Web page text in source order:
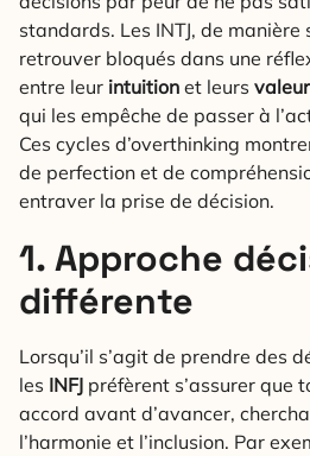
standards. Les INTJ, de
retrouver bloqués dans une
entre leur intuition et leurs
qui les empêche de passer à
Ces cycles d’overthinking
de perfection et de
entraver la prise de décision.
1. Approche
différente
Lorsqu’il s’agit de prendre des
les INFJ préfèrent s’assurer que
accord avant d’avancer,
l’harmonie et l’inclusion. Par